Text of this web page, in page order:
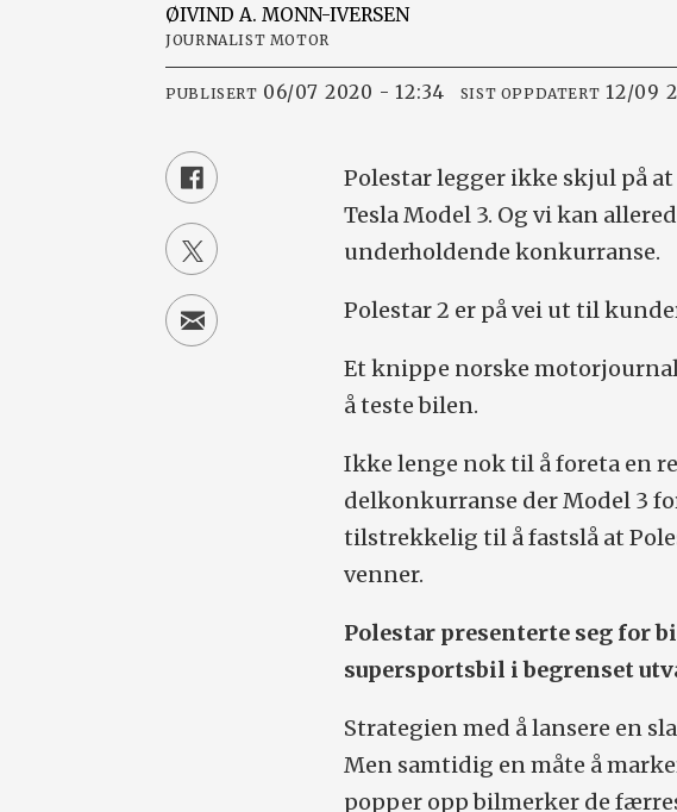
ØIVIND A. MONN-IVERSEN
JOURNALIST MOTOR
PUBLISERT 06/07 2020 - 12:34 SIST OPPDATERT 12/09
Polestar legger ikke skjul på
Tesla Model 3. Og vi kan
underholdende konkurranse.
Polestar 2 er på vei ut til
Et knippe norske
å teste bilen.
Ikke lenge nok til å foreta en
delkonkurranse der Model 3
tilstrekkelig til å fastslå at
venner.
Polestar presenterte seg for
supersportsbil i begrenset
Strategien med å lansere en
Men samtidig en måte å
popper opp bilmerker de